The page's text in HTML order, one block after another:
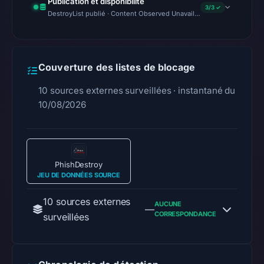
DestroyList publié · Content Observed Unavailable · Délai avant la
3/3 ✓
Couverture des listes de blocage
10 sources externes surveillées · instantané du
10/08/2026
PhishDestroy
JEU DE DONNÉES SOURCE
10 sources externes
surveillées
—AUCUNE
CORRESPONDANCE